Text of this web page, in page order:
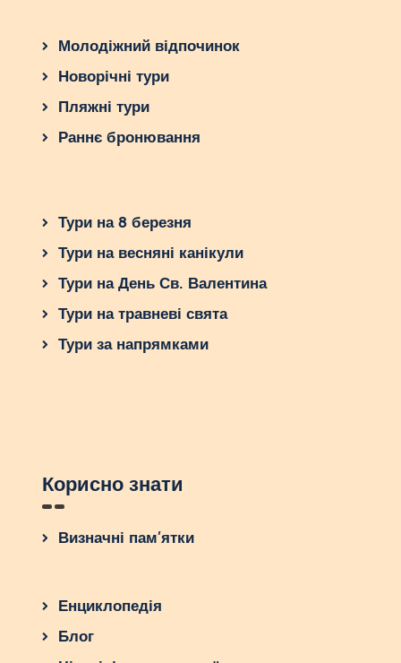
Молодіжний відпочинок
Новорічні тури
Пляжні тури
Раннє бронювання
Тури на 8 березня
Тури на весняні канікули
Тури на День Св. Валентина
Тури на травневі свята
Тури за напрямками
Корисно знати
Визначні пам’ятки
Енциклопедія
Блог